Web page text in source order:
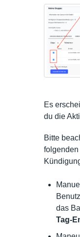
Es
du die
Bitte
das
Tag-